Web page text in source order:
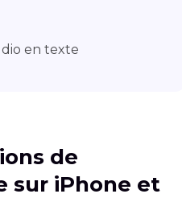
en texte
de
sur iPhone et